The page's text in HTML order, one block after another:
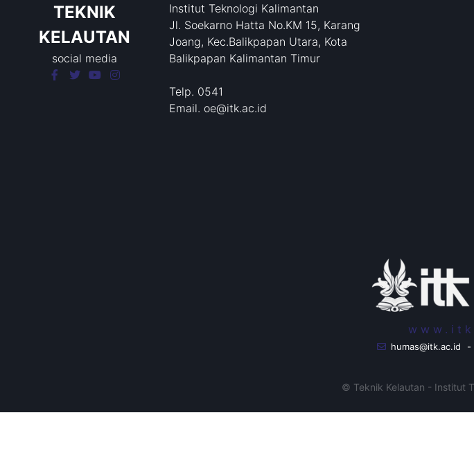
TEKNIK
KELAUTAN
social media
Institut Teknologi Kalimantan
Jl. Soekarno Hatta No.KM 15, Karang
Joang, Kec.Balikpapan Utara, Kota
Balikpapan Kalimantan Timur
Telp. 0541
Email. oe@itk.ac.id
humas@itk.ac.id -
© Teknik Kelautan - Institut